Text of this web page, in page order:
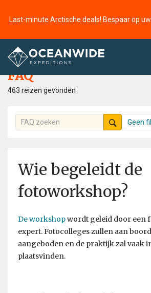
Last-minute Arctische deals! Bespaar op
Home
FAQ
463 reizen gevonden
Geen
Wie begeleidt de
fotoworkshop?
De workshopwordt geleid door een
expert. Fotocolleges zullen aan
aangeboden en de praktijk zal vaak
plaatsvinden.